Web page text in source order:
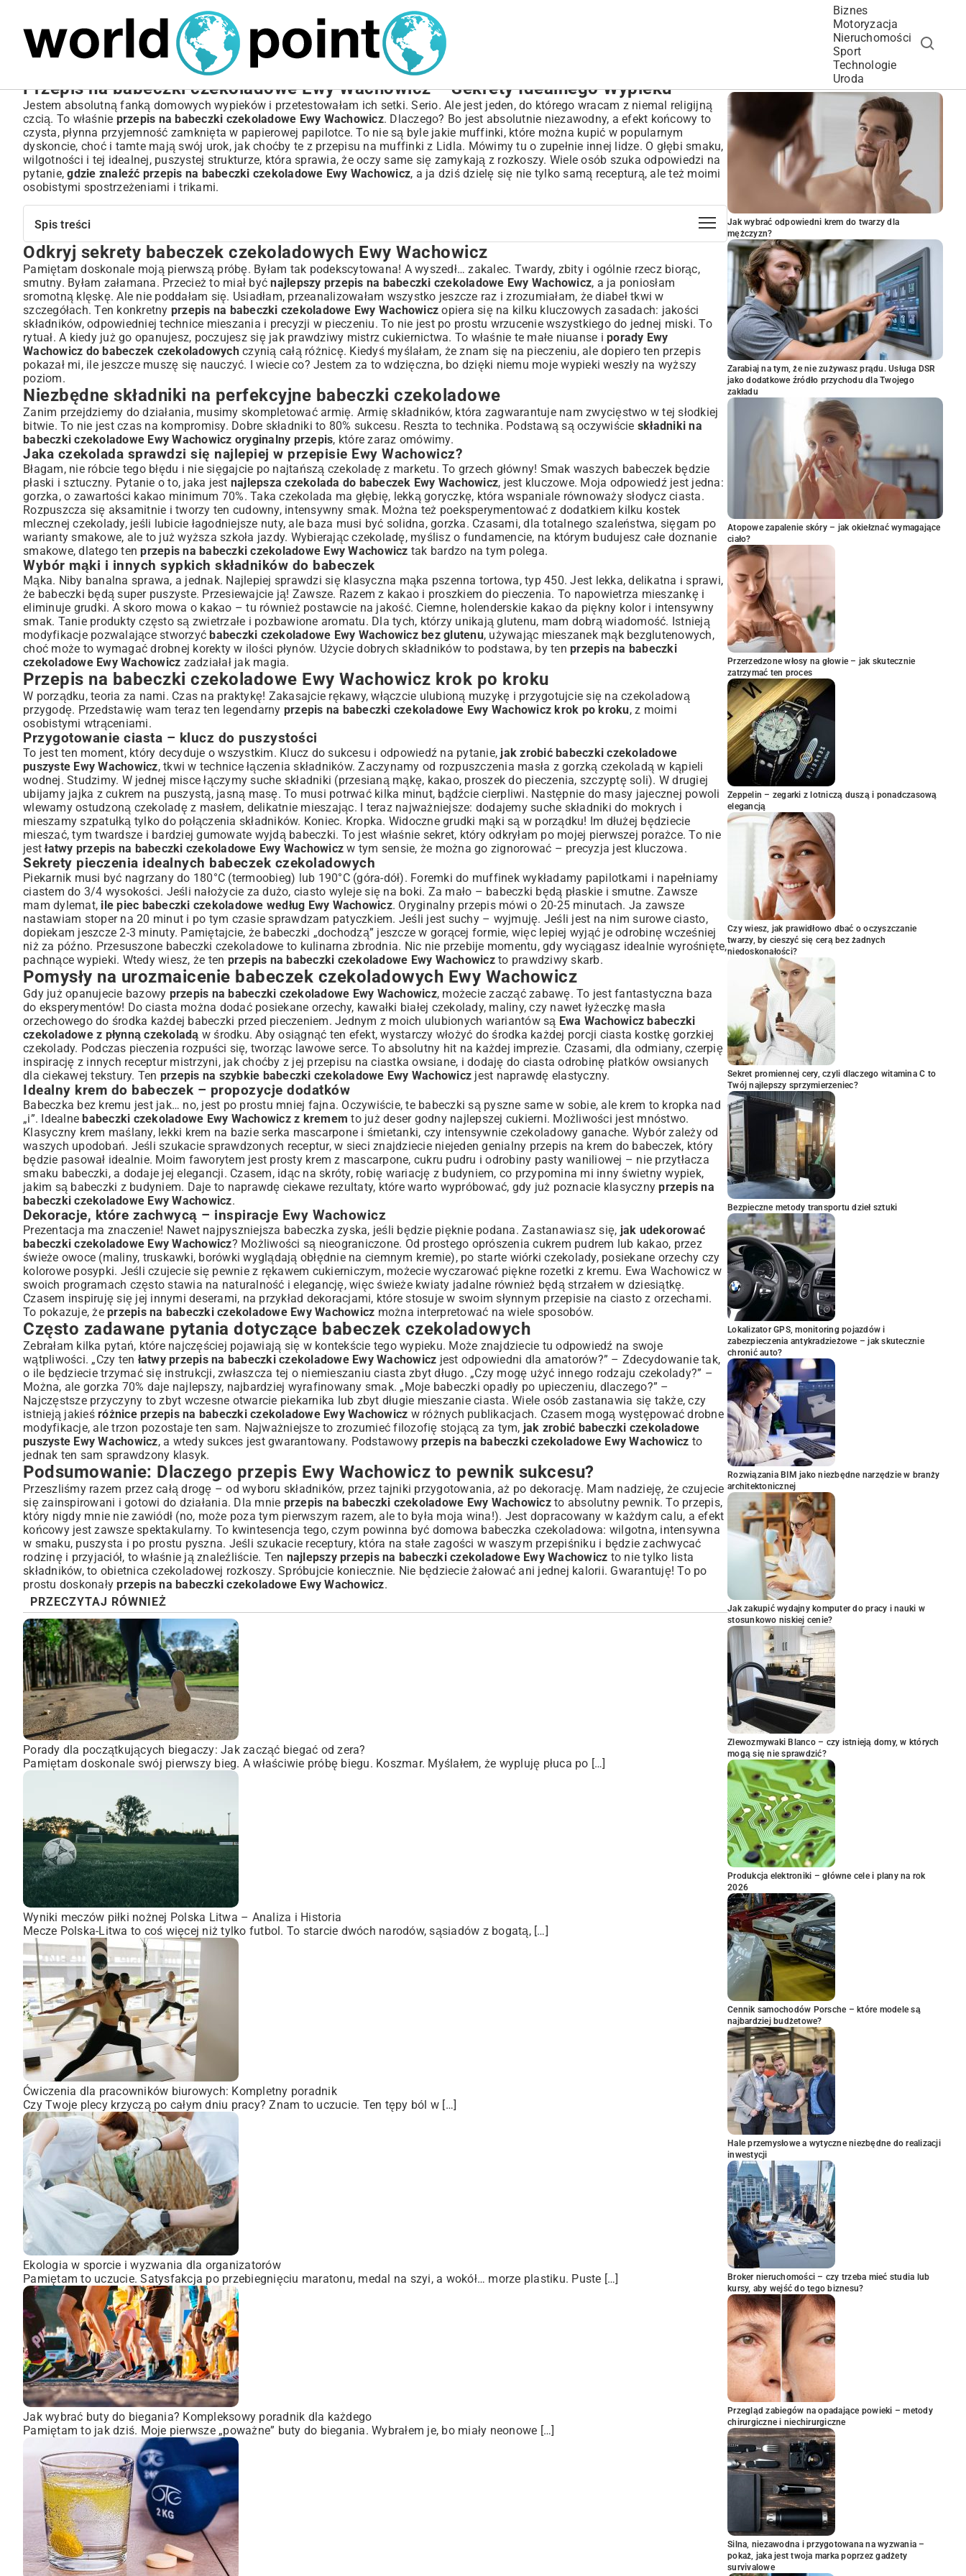
Biznes
Motoryzacja
Nieruchomości
Sport
Technologie
Uroda
Przepis na babeczki czekoladowe Ewy Wachowicz – Sekrety Idealnego Wypieku
Jestem absolutną fanką domowych wypieków i przetestowałam ich setki. Serio. Ale jest jeden, do którego wracam z niemal religijną
czcią. To właśnie przepis na babeczki czekoladowe Ewy Wachowicz. Dlaczego? Bo jest absolutnie niezawodny, a efekt końcowy to
czysta, płynna przyjemność zamknięta w papierowej papilotce. To nie są byle jakie muffinki, które można kupić w popularnym
dyskoncie, choć i tamte mają swój urok, jak choćby te z przepisu na muffinki z Lidla. Mówimy tu o zupełnie innej lidze. O głębi smaku,
wilgotności i tej idealnej, puszystej strukturze, która sprawia, że oczy same się zamykają z rozkoszy. Wiele osób szuka odpowiedzi na
pytanie,gdzie znaleźć przepis na babeczki czekoladowe Ewy Wachowicz, a ja dziś dzielę się nie tylko samą recepturą, ale też moimi
osobistymi spostrzeżeniami i trikami.
Spis treści
Odkryj sekrety babeczek czekoladowych Ewy Wachowicz
Niezbędne składniki na perfekcyjne babeczki czekoladowe
Jaka czekolada sprawdzi się najlepiej w przepisie Ewy Wachowicz?
Wybór mąki i innych sypkich składników do babeczek
Przepis na babeczki czekoladowe Ewy Wachowicz krok po kroku
Przygotowanie ciasta – klucz do puszystości
Sekrety pieczenia idealnych babeczek czekoladowych
Pomysły na urozmaicenie babeczek czekoladowych Ewy Wachowicz
Idealny krem do babeczek – propozycje dodatków
Dekoracje, które zachwycą – inspiracje Ewy Wachowicz
Często zadawane pytania dotyczące babeczek czekoladowych
Podsumowanie: Dlaczego przepis Ewy Wachowicz to pewnik sukcesu?
Odkryj sekrety babeczek czekoladowych Ewy Wachowicz
Pamiętam doskonale moją pierwszą próbę. Byłam tak podekscytowana! A wyszedł… zakalec. Twardy, zbity i ogólnie rzecz biorąc,
smutny. Byłam załamana. Przecież to miał byćnajlepszy przepis na babeczki czekoladowe Ewy Wachowicz, a ja poniosłam
sromotną klęskę. Ale nie poddałam się. Usiadłam, przeanalizowałam wszystko jeszcze raz i zrozumiałam, że diabeł tkwi w
szczegółach. Ten konkretny przepis na babeczki czekoladowe Ewy Wachowicz opiera się na kilku kluczowych zasadach: jakości
składników, odpowiedniej technice mieszania i precyzji w pieczeniu. To nie jest po prostu wrzucenie wszystkiego do jednej miski. To
rytuał. A kiedy już go opanujesz, poczujesz się jak prawdziwy mistrz cukiernictwa. To właśnie te małe niuanse i porady Ewy
Wachowicz do babeczek czekoladowychczynią całą różnicę. Kiedyś myślałam, że znam się na pieczeniu, ale dopiero ten przepis
pokazał mi, ile jeszcze muszę się nauczyć. I wiecie co? Jestem za to wdzięczna, bo dzięki niemu moje wypieki weszły na wyższy
poziom.
Niezbędne składniki na perfekcyjne babeczki czekoladowe
Zanim przejdziemy do działania, musimy skompletować armię. Armię składników, która zagwarantuje nam zwycięstwo w tej słodkiej
bitwie. To nie jest czas na kompromisy. Dobre składniki to 80% sukcesu. Reszta to technika. Podstawą są oczywiście składniki na
babeczki czekoladowe Ewy Wachowicz oryginalny przepis, które zaraz omówimy.
Jaka czekolada sprawdzi się najlepiej w przepisie Ewy Wachowicz?
Błagam, nie róbcie tego błędu i nie sięgajcie po najtańszą czekoladę z marketu. To grzech główny! Smak waszych babeczek będzie
płaski i sztuczny. Pytanie o to, jaka jest najlepsza czekolada do babeczek Ewy Wachowicz, jest kluczowe. Moja odpowiedź jest jedna:
gorzka, o zawartości kakao minimum 70%. Taka czekolada ma głębię, lekką goryczkę, która wspaniale równoważy słodycz ciasta.
Rozpuszcza się aksamitnie i tworzy ten cudowny, intensywny smak. Można też poeksperymentować z dodatkiem kilku kostek
mlecznej czekolady, jeśli lubicie łagodniejsze nuty, ale baza musi być solidna, gorzka. Czasami, dla totalnego szaleństwa, sięgam po
warianty smakowe, ale to już wyższa szkoła jazdy. Wybierając czekoladę, myślisz o fundamencie, na którym budujesz całe doznanie
smakowe, dlatego tenprzepis na babeczki czekoladowe Ewy Wachowicz tak bardzo na tym polega.
Wybór mąki i innych sypkich składników do babeczek
Mąka. Niby banalna sprawa, a jednak. Najlepiej sprawdzi się klasyczna mąka pszenna tortowa, typ 450. Jest lekka, delikatna i sprawi,
że babeczki będą super puszyste. Przesiewajcie ją! Zawsze. Razem z kakao i proszkiem do pieczenia. To napowietrza mieszankę i
eliminuje grudki. A skoro mowa o kakao – tu również postawcie na jakość. Ciemne, holenderskie kakao da piękny kolor i intensywny
smak. Tanie produkty często są zwietrzałe i pozbawione aromatu. Dla tych, którzy unikają glutenu, mam dobrą wiadomość. Istnieją
modyfikacje pozwalające stworzyćbabeczki czekoladowe Ewy Wachowicz bez glutenu, używając mieszanek mąk bezglutenowych,
choć może to wymagać drobnej korekty w ilości płynów. Użycie dobrych składników to podstawa, by ten przepis na babeczki
czekoladowe Ewy Wachowicz zadziałał jak magia.
Przepis na babeczki czekoladowe Ewy Wachowicz krok po kroku
W porządku, teoria za nami. Czas na praktykę! Zakasajcie rękawy, włączcie ulubioną muzykę i przygotujcie się na czekoladową
przygodę. Przedstawię wam teraz ten legendarny przepis na babeczki czekoladowe Ewy Wachowicz krok po kroku, z moimi
osobistymi wtrąceniami.
Przygotowanie ciasta – klucz do puszystości
To jest ten moment, który decyduje o wszystkim. Klucz do sukcesu i odpowiedź na pytanie, jak zrobić babeczki czekoladowe
puszyste Ewy Wachowicz, tkwi w technice łączenia składników. Zaczynamy od rozpuszczenia masła z gorzką czekoladą w kąpieli
wodnej. Studzimy. W jednej misce łączymy suche składniki (przesianą mąkę, kakao, proszek do pieczenia, szczyptę soli). W drugiej
ubijamy jajka z cukrem na puszystą, jasną masę. To musi potrwać kilka minut, bądźcie cierpliwi. Następnie do masy jajecznej powoli
wlewamy ostudzoną czekoladę z masłem, delikatnie mieszając. I teraz najważniejsze: dodajemy suche składniki do mokrych i
mieszamy szpatułką tylko do połączenia składników. Koniec. Kropka. Widoczne grudki mąki są w porządku! Im dłużej będziecie
mieszać, tym twardsze i bardziej gumowate wyjdą babeczki. To jest właśnie sekret, który odkryłam po mojej pierwszej porażce. To nie
jestłatwy przepis na babeczki czekoladowe Ewy Wachowicz w tym sensie, że można go zignorować – precyzja jest kluczowa.
Sekrety pieczenia idealnych babeczek czekoladowych
Piekarnik musi być nagrzany do 180°C (termoobieg) lub 190°C (góra-dół). Foremki do muffinek wykładamy papilotkami i napełniamy
ciastem do 3/4 wysokości. Jeśli nałożycie za dużo, ciasto wyleje się na boki. Za mało – babeczki będą płaskie i smutne. Zawsze
mam dylemat, ile piec babeczki czekoladowe według Ewy Wachowicz. Oryginalny przepis mówi o 20-25 minutach. Ja zawsze
nastawiam stoper na 20 minut i po tym czasie sprawdzam patyczkiem. Jeśli jest suchy – wyjmuję. Jeśli jest na nim surowe ciasto,
dopiekam jeszcze 2-3 minuty. Pamiętajcie, że babeczki „dochodzą” jeszcze w gorącej formie, więc lepiej wyjąć je odrobinę wcześniej
niż za późno. Przesuszone babeczki czekoladowe to kulinarna zbrodnia. Nic nie przebije momentu, gdy wyciągasz idealnie wyrośnięte,
pachnące wypieki. Wtedy wiesz, że ten przepis na babeczki czekoladowe Ewy Wachowiczto prawdziwy skarb.
Pomysły na urozmaicenie babeczek czekoladowych Ewy Wachowicz
Gdy już opanujecie bazowy przepis na babeczki czekoladowe Ewy Wachowicz, możecie zacząć zabawę. To jest fantastyczna baza
do eksperymentów! Do ciasta można dodać posiekane orzechy, kawałki białej czekolady, maliny, czy nawet łyżeczkę masła
orzechowego do środka każdej babeczki przed pieczeniem. Jednym z moich ulubionych wariantów są Ewa Wachowicz babeczki
czekoladowe z płynną czekoladą w środku. Aby osiągnąć ten efekt, wystarczy włożyć do środka każdej porcji ciasta kostkę gorzkiej
czekolady. Podczas pieczenia rozpuści się, tworząc lawowe serce. To absolutny hit na każdej imprezie. Czasami, dla odmiany, czerpię
inspirację z innych receptur mistrzyni, jak choćby z jej przepisu na ciastka owsiane, i dodaję do ciasta odrobinę płatków owsianych
dla ciekawej tekstury. Ten przepis na szybkie babeczki czekoladowe Ewy Wachowicz jest naprawdę elastyczny.
Idealny krem do babeczek – propozycje dodatków
Babeczka bez kremu jest jak… no, jest po prostu mniej fajna. Oczywiście, te babeczki są pyszne same w sobie, ale krem to kropka nad
„i”. Idealnebabeczki czekoladowe Ewy Wachowicz z kremem to już deser godny najlepszej cukierni. Możliwości jest mnóstwo.
Klasyczny krem maślany, lekki krem na bazie serka mascarpone i śmietanki, czy intensywnie czekoladowy ganache. Wybór zależy od
waszych upodobań. Jeśli szukacie sprawdzonych receptur, w sieci znajdziecie niejeden genialny przepis na krem do babeczek, który
będzie pasował idealnie. Moim faworytem jest prosty krem z mascarpone, cukru pudru i odrobiny pasty waniliowej – nie przytłacza
smaku babeczki, a dodaje jej elegancji. Czasem, idąc na skróty, robię wariację z budyniem, co przypomina mi inny świetny wypiek,
jakim są babeczki z budyniem. Daje to naprawdę ciekawe rezultaty, które warto wypróbować, gdy już poznacie klasycznyprzepis na
babeczki czekoladowe Ewy Wachowicz.
Dekoracje, które zachwycą – inspiracje Ewy Wachowicz
Prezentacja ma znaczenie! Nawet najpyszniejsza babeczka zyska, jeśli będzie pięknie podana. Zastanawiasz się, jak udekorować
babeczki czekoladowe Ewy Wachowicz? Możliwości są nieograniczone. Od prostego oprószenia cukrem pudrem lub kakao, przez
świeże owoce (maliny, truskawki, borówki wyglądają obłędnie na ciemnym kremie), po starte wiórki czekolady, posiekane orzechy czy
kolorowe posypki. Jeśli czujecie się pewnie z rękawem cukierniczym, możecie wyczarować piękne rozetki z kremu. Ewa Wachowicz w
swoich programach często stawia na naturalność i elegancję, więc świeże kwiaty jadalne również będą strzałem w dziesiątkę.
Czasem inspiruję się jej innymi deserami, na przykład dekoracjami, które stosuje w swoim słynnym przepisie na ciasto z orzechami.
To pokazuje, że przepis na babeczki czekoladowe Ewy Wachowicz można interpretować na wiele sposobów.
Często zadawane pytania dotyczące babeczek czekoladowych
Zebrałam kilka pytań, które najczęściej pojawiają się w kontekście tego wypieku. Może znajdziecie tu odpowiedź na swoje
wątpliwości. „Czy ten łatwy przepis na babeczki czekoladowe Ewy Wachowicz jest odpowiedni dla amatorów?” – Zdecydowanie tak,
o ile będziecie trzymać się instrukcji, zwłaszcza tej o niemieszaniu ciasta zbyt długo. „Czy mogę użyć innego rodzaju czekolady?” –
Można, ale gorzka 70% daje najlepszy, najbardziej wyrafinowany smak. „Moje babeczki opadły po upieczeniu, dlaczego?” –
Najczęstsze przyczyny to zbyt wczesne otwarcie piekarnika lub zbyt długie mieszanie ciasta. Wiele osób zastanawia się także, czy
istnieją jakieś różnice przepis na babeczki czekoladowe Ewy Wachowicz w różnych publikacjach. Czasem mogą występować drobne
modyfikacje, ale trzon pozostaje ten sam. Najważniejsze to zrozumieć filozofię stojącą za tym, jak zrobić babeczki czekoladowe
puszyste Ewy Wachowicz, a wtedy sukces jest gwarantowany. Podstawowyprzepis na babeczki czekoladowe Ewy Wachowicz to
jednak ten sam sprawdzony klasyk.
Podsumowanie: Dlaczego przepis Ewy Wachowicz to pewnik sukcesu?
Przeszliśmy razem przez całą drogę – od wyboru składników, przez tajniki przygotowania, aż po dekorację. Mam nadzieję, że czujecie
się zainspirowani i gotowi do działania. Dla mnie przepis na babeczki czekoladowe Ewy Wachowiczto absolutny pewnik. To przepis,
który nigdy mnie nie zawiódł (no, może poza tym pierwszym razem, ale to była moja wina!). Jest dopracowany w każdym calu, a efekt
końcowy jest zawsze spektakularny. To kwintesencja tego, czym powinna być domowa babeczka czekoladowa: wilgotna, intensywna
w smaku, puszysta i po prostu pyszna. Jeśli szukacie receptury, która na stałe zagości w waszym przepiśniku i będzie zachwycać
rodzinę i przyjaciół, to właśnie ją znaleźliście. Ten najlepszy przepis na babeczki czekoladowe Ewy Wachowicz to nie tylko lista
składników, to obietnica czekoladowej rozkoszy. Spróbujcie koniecznie. Nie będziecie żałować ani jednej kalorii. Gwarantuję! To po
prostu doskonałyprzepis na babeczki czekoladowe Ewy Wachowicz.
PRZECZYTAJ RÓWNIEŻ
Porady dla początkujących biegaczy: Jak zacząć biegać od zera?
Pamiętam doskonale swój pierwszy bieg. A właściwie próbę biegu. Koszmar. Myślałem, że wypluję płuca po […]
Wyniki meczów piłki nożnej Polska Litwa – Analiza i Historia
Mecze Polska-Litwa to coś więcej niż tylko futbol. To starcie dwóch narodów, sąsiadów z bogatą, […]
Ćwiczenia dla pracowników biurowych: Kompletny poradnik
Czy Twoje plecy krzyczą po całym dniu pracy? Znam to uczucie. Ten tępy ból w […]
Ekologia w sporcie i wyzwania dla organizatorów
Pamiętam to uczucie. Satysfakcja po przebiegnięciu maratonu, medal na szyi, a wokół… morze plastiku. Puste […]
Jak wybrać buty do biegania? Kompleksowy poradnik dla każdego
Pamiętam to jak dziś. Moje pierwsze „poważne” buty do biegania. Wybrałem je, bo miały neonowe […]
POPULARNE ARTYKUŁY
Jak wybrać odpowiedni krem do twarzy dla
mężczyzn?
Zarabiaj na tym, że nie zużywasz prądu. Usługa DSR
jako dodatkowe źródło przychodu dla Twojego
zakładu
Atopowe zapalenie skóry – jak okiełznać wymagające
ciało?
Przerzedzone włosy na głowie – jak skutecznie
zatrzymać ten proces
Zeppelin – zegarki z lotniczą duszą i ponadczasową
elegancją
Czy wiesz, jak prawidłowo dbać o oczyszczanie
twarzy, by cieszyć się cerą bez żadnych
niedoskonałości?
Sekret promiennej cery, czyli dlaczego witamina C to
Twój najlepszy sprzymierzeniec?
Bezpieczne metody transportu dzieł sztuki
Lokalizator GPS, monitoring pojazdów i
zabezpieczenia antykradzieżowe – jak skutecznie
chronić auto?
Rozwiązania BIM jako niezbędne narzędzie w branży
architektonicznej
Jak zakupić wydajny komputer do pracy i nauki w
stosunkowo niskiej cenie?
Zlewozmywaki Blanco – czy istnieją domy, w których
mogą się nie sprawdzić?
Produkcja elektroniki – główne cele i plany na rok
2026
Cennik samochodów Porsche – które modele są
najbardziej budżetowe?
Hale przemysłowe a wytyczne niezbędne do realizacji
inwestycji
Broker nieruchomości – czy trzeba mieć studia lub
kursy, aby wejść do tego biznesu?
Przegląd zabiegów na opadające powieki – metody
chirurgiczne i niechirurgiczne
Silna, niezawodna i przygotowana na wyzwania –
pokaż, jaka jest twoja marka poprzez gadżety
survivalowe